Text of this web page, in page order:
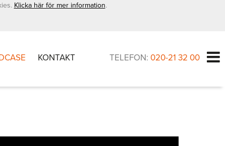
TELEFON: 020-21 32 00
KONTAKT
Klicka här för mer information.